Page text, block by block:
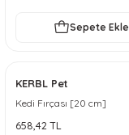
Sepete Ekle
KERBL Pet
Kedi Fırçası [20 cm]
658,42 TL